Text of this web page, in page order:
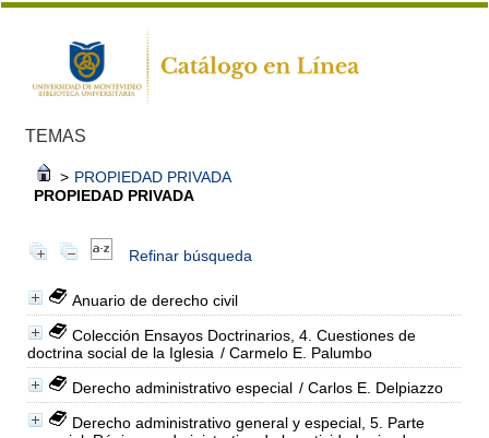
TEMAS
> PROPIEDAD PRIVADA
PROPIEDAD PRIVADA
Refinar búsqueda
Anuario de derecho civil
Colección Ensayos Doctrinarios, 4. Cuestiones de
doctrina social de la Iglesia / Carmelo E. Palumbo
Derecho administrativo especial / Carlos E. Delpiazzo
Derecho administrativo general y especial, 5. Parte